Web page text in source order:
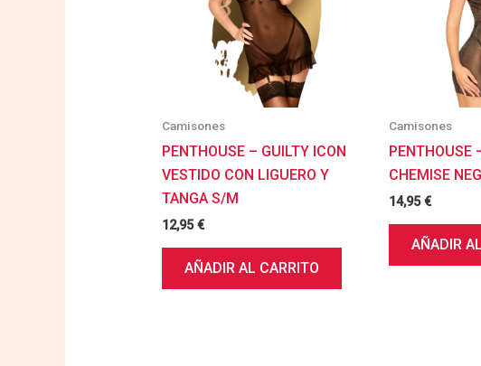
Camisones
PENTHOUSE – GUILTY ICON
VESTIDO CON LIGUERO Y
TANGA S/M
12,95€
AÑADIR AL CARRITO
Camisones
PENTHOUSE
CHEMISE
14,95€
AÑADIR